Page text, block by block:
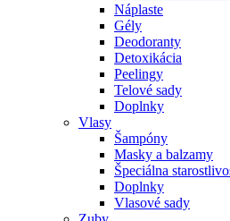
Náplaste
Gély
Deodoranty
Detoxikácia
Peelingy
Telové sady
Doplnky
Vlasy
Šampóny
Masky a balzamy
Špeciálna
Doplnky
Vlasové sady